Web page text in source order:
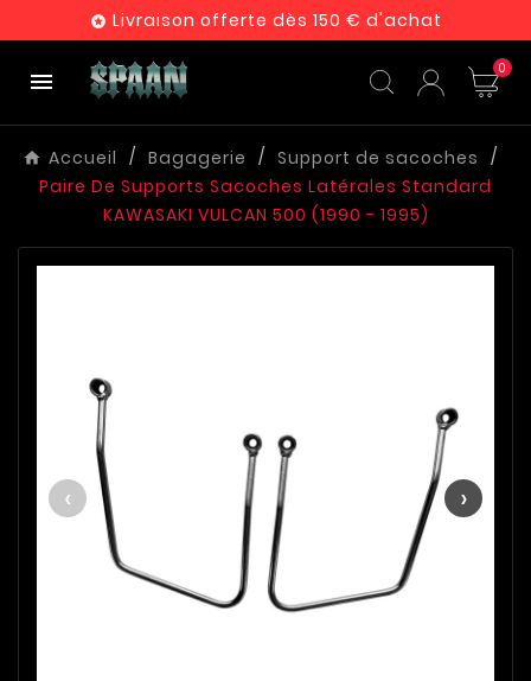
 Livraison offerte dès 150 € d'achat
 0
Accueil Bagagerie
Support de sacoches
Paire De Supports Sacoches Latérales Standard
KAWASAKI VULCAN 500 (1990 - 1995)
‹ ›